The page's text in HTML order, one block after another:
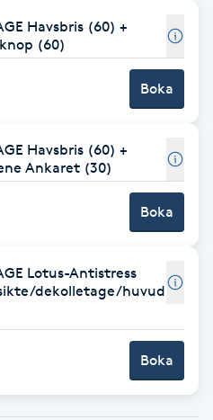
Havsbris (60) +
(60)
Boka
Havsbris (60) +
Ankaret (30)
Boka
Lotus-Antistress
dekolletage/huvud
Boka